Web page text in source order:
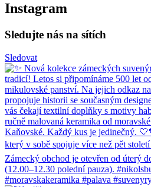
Instagram
Sledujte nás na sítích
Sledovat